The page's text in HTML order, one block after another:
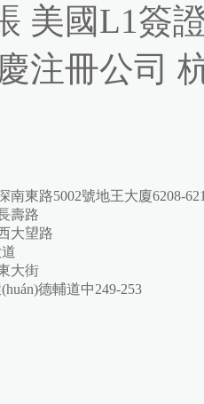
美國L1簽
注冊公司
南東路5002號地王大廈6208-
壽路
大望路
大街
德輔道中249-253